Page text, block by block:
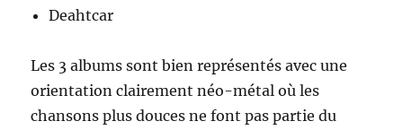
Deahtcar
Les 3 albums sont bien représentés avec une
orientation clairement néo-métal où les
chansons plus douces ne font pas partie du